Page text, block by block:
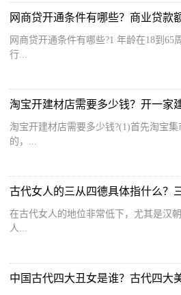
网商贷开通条件有哪些？商业贷款
网商贷开通条件有哪些?1 年龄在18到65
行...
淘宝开建材店需要多少钱?(1)首先淘宝
的，...
古代女人的三从四德具体指什么？
在古代女人的地位非常低下，尤其是汉
人...
中国古代四大丑女是谁？古代四大